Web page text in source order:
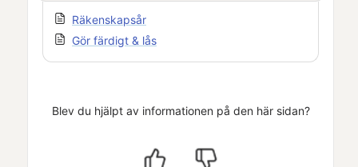
Räkenskapsår
Gör färdigt & lås
Blev du hjälpt av informationen på den här sidan?